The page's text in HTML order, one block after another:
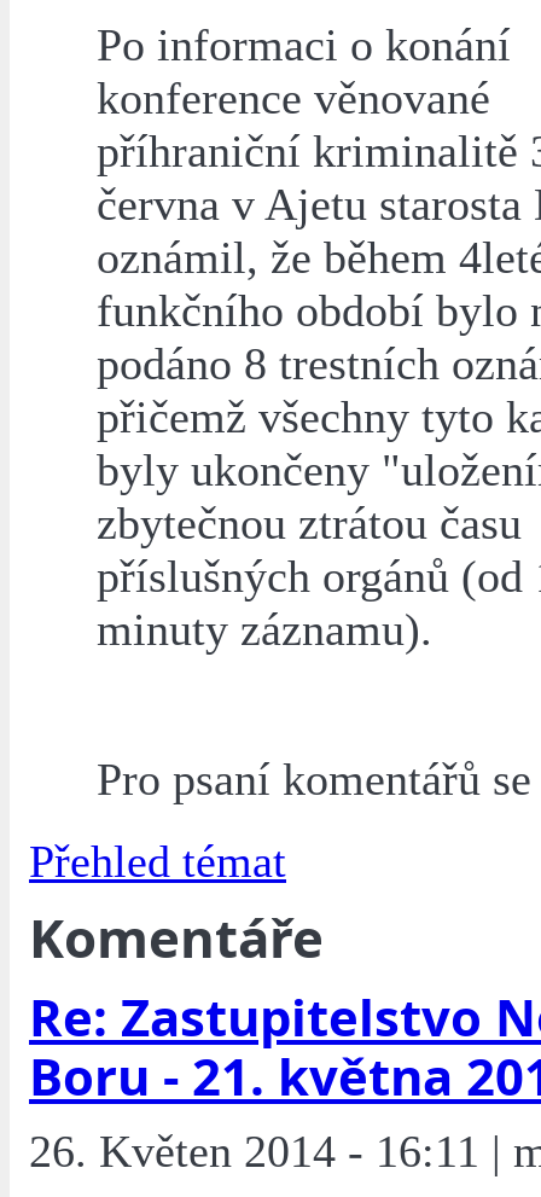
Po informaci o konání
konference věnované
příhraniční kriminalitě
června v Ajetu starosta
oznámil, že během
funkčního období bylo
podáno 8 trestních
přičemž všechny tyto
byly ukončeny
zbytečnou ztrátou času
příslušných orgánů (od
minuty záznamu).
Pro psaní komentářů
Přehled témat
Komentáře
Re: Zastupitelstvo
Boru - 21. května
26. Květen 2014 - 16:11 |